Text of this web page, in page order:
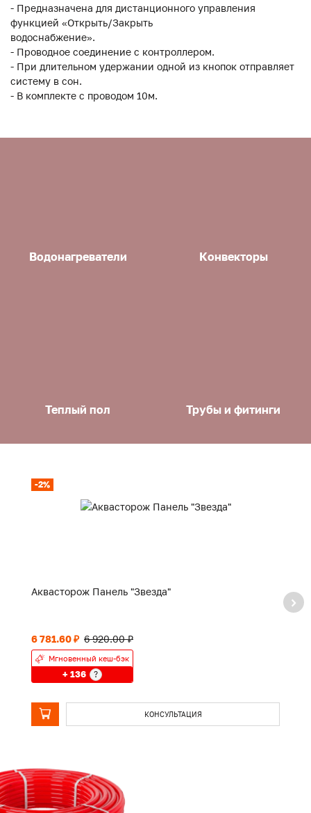
- Предназначена для дистанционного управления
функцией «Открыть/Закрыть
водоснабжение».
- Проводное соединение с контроллером.
- При длительном удержании одной из кнопок отправляет
систему в сон.
- В комплекте с проводом 10м.
Водонагреватели Конвекторы
Теплый пол Трубы и фитинги
-2%
Аквасторож Панель "Звезда"
6 781.60 ₽ 6 920.00 ₽
Мгновенный кеш-бэк
+ 136 ?
КОНСУЛЬТАЦИЯ